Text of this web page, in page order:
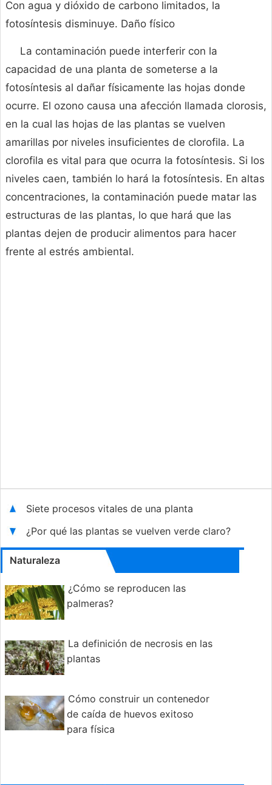
Con agua y dióxido de carbono limitados, la
fotosíntesis disminuye. Daño físico
La contaminación puede interferir con la
capacidad de una planta de someterse a la
fotosíntesis al dañar físicamente las hojas donde
ocurre. El ozono causa una afección llamada clorosis,
en la cual las hojas de las plantas se vuelven
amarillas por niveles insuficientes de clorofila. La
clorofila es vital para que ocurra la fotosíntesis. Si los
niveles caen, también lo hará la fotosíntesis. En altas
concentraciones, la contaminación puede matar las
estructuras de las plantas, lo que hará que las
plantas dejen de producir alimentos para hacer
frente al estrés ambiental.
Siete procesos vitales de una planta
¿Por qué las plantas se vuelven verde claro?
Naturaleza
¿Cómo se reproducen las
palmeras?
La definición de necrosis en las
plantas
Cómo construir un contenedor
de caída de huevos exitoso
para física